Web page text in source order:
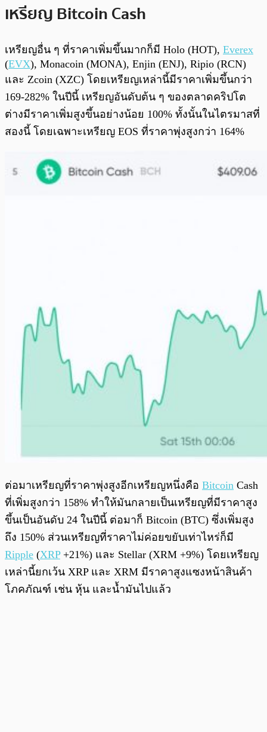
เหรียญ Bitcoin Cash
เหรียญอื่น ๆ ที่ราคาเพิ่มขึ้นมากก็มี Holo (HOT), Everex
(EVX), Monacoin (MONA), Enjin (ENJ), Ripio (RCN)
และ Zcoin (XZC) โดยเหรียญเหล่านี้มีราคาเพิ่มขึ้นกว่า
169-282% ในปีนี้ เหรียญอันดับต้น ๆ ของตลาดคริปโต
ต่างมีราคาเพิ่มสูงขึ้นอย่างน้อย 100% ทั้งนั้นในไตรมาสที่
สองนี้ โดยเฉพาะเหรียญ EOS ที่ราคาพุ่งสูงกว่า 164%
ต่อมาเหรียญที่ราคาพุ่งสูงอีกเหรียญหนึ่งคือ Bitcoin Cash
ที่เพิ่มสูงกว่า 158% ทำให้มันกลายเป็นเหรียญที่มีราคาสูง
ขึ้นเป็นอันดับ 24 ในปีนี้ ต่อมาก็ Bitcoin (BTC) ซึ่งเพิ่มสูง
ถึง 150% ส่วนเหรียญที่ราคาไม่ค่อยขยับเท่าไหร่ก็มี
Ripple (XRP+21%) และ Stellar (XRM +9%) โดยเหรียญ
เหล่านี้ยกเว้น XRP และ XRM มีราคาสูงแซงหน้าสินค้า
โภคภัณฑ์ เช่น หุ้น และน้ำมันไปแล้ว